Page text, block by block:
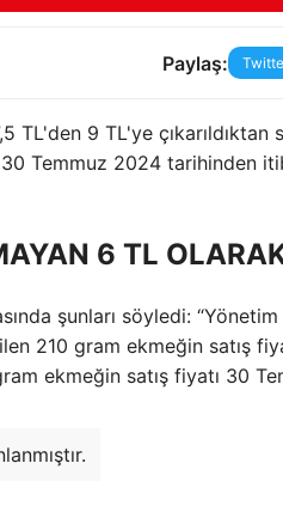
Paylaş:
TL'den 9 TL'ye
Temmuz 2024 tarihinden
6 TL
şunları söyledi:
210 gram ekmeğin satış
ekmeğin satış fiyatı 30